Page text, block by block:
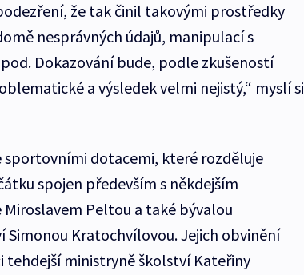
že tak činil takovými prostředky
nesprávných údajů, manipulací s
Dokazování bude, podle zkušeností
a výsledek velmi nejistý,“ myslí si
sportovními dotacemi, které rozděluje
spojen především s někdejším
Peltou a také bývalou
Kratochvílovou. Jejich obvinění
tehdejší ministryně školství Kateřiny